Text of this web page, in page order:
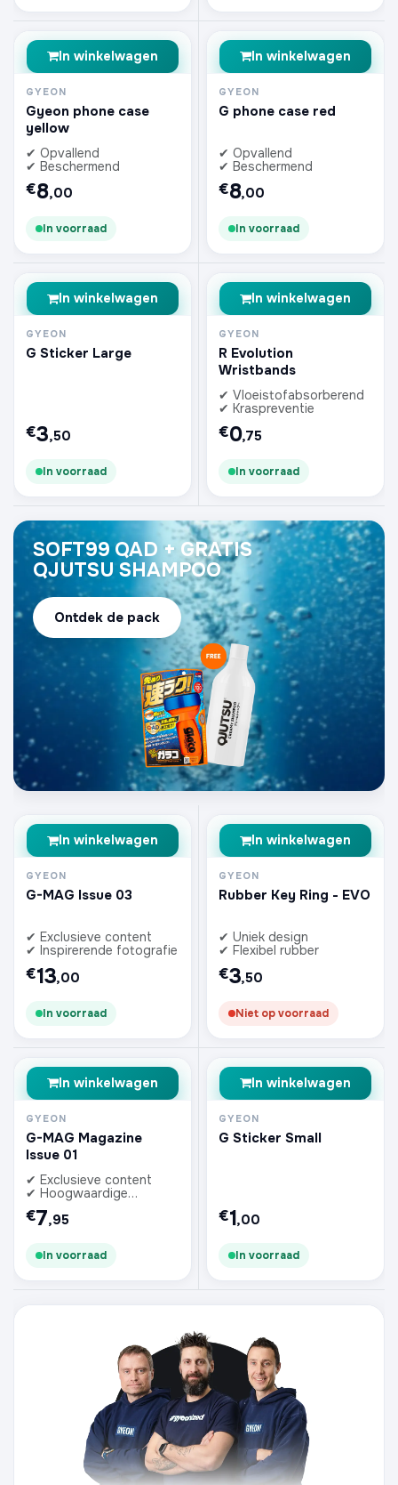
In winkelwagen
GYEON
Gyeon phone case
yellow
✔ Opvallend
✔ Beschermend
€8,00
In voorraad
In winkelwagen
GYEON
G phone case red
✔ Opvallend
✔ Beschermend
€8,00
In voorraad
In winkelwagen
GYEON
G Sticker Large
€3,50
In voorraad
In winkelwagen
GYEON
R Evolution
Wristbands
✔ Vloeistofabsorberend
✔ Kraspreventie
€0,75
In voorraad
SOFT99 QAD + GRATIS
QJUTSU SHAMPOO
Ontdek de pack
In winkelwagen
GYEON
G-MAG Issue 03
✔ Exclusieve content
✔ Inspirerende fotografie
€13,00
In voorraad
In winkelwagen
GYEON
Rubber Key Ring - EVO
✔ Uniek design
✔ Flexibel rubber
€3,50
Niet op voorraad
In winkelwagen
GYEON
G-MAG Magazine
Issue 01
✔ Exclusieve content
✔ Hoogwaardige
afwerking
€7,95
In voorraad
In winkelwagen
GYEON
G Sticker Small
€1,00
In voorraad